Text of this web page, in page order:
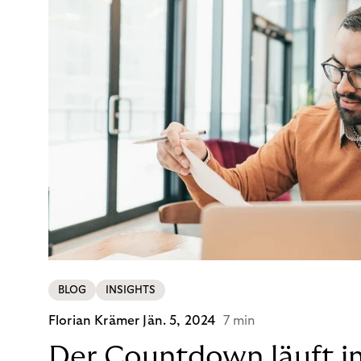
BLOG INSIGHTS
Florian Krämer Jän. 5, 2024 7 min